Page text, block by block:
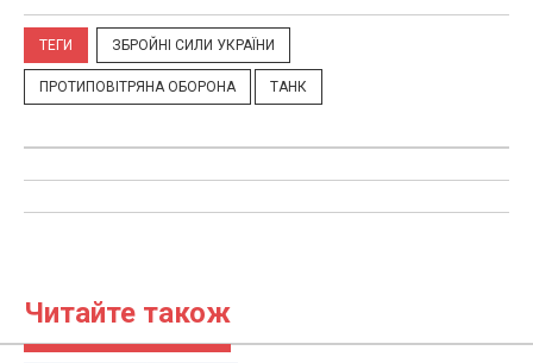
ТЕГИ ЗБРОЙНІ СИЛИ УКРАЇНИ
ПРОТИПОВІТРЯНА ОБОРОНА ТАНК
Читайте також